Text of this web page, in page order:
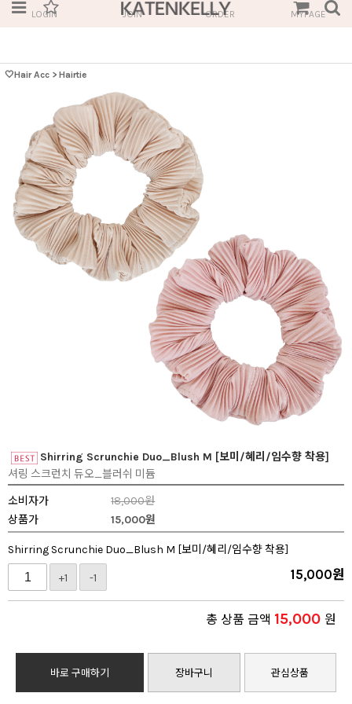
LOGIN JOIN ORDER MYPAGE
🤍Hair Acc > Hairtie
Shirring Scrunchie Duo_Blush M [보미/혜리/임수향 착용]
셔링 스크런치 듀오_블러쉬 미듐
소비자가
18,000원
상품가
15,000원
Shirring Scrunchie Duo_Blush M [보미/혜리/임수향 착용]
+1 -1 15,000원
총 상품 금액 15,000 원
바로 구매하기 장바구니 관심상품